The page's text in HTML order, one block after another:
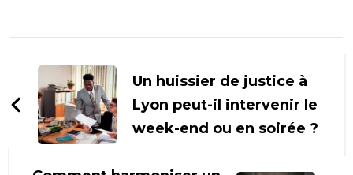
d'article
Un huissier de justice à
Lyon peut-il intervenir le
week-end ou en soirée ?